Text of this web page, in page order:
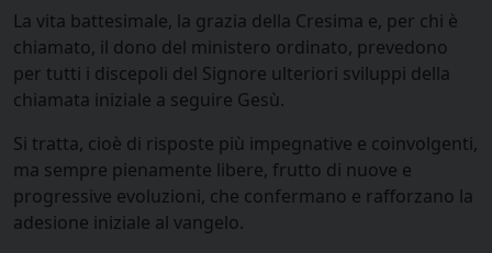
La vita battesimale, la grazia della Cresima e, per chi è
chiamato, il dono del ministero ordinato, prevedono
per tutti i discepoli del Signore ulteriori sviluppi della
chiamata iniziale a seguire Gesù.
Si tratta, cioè di risposte più impegnative e coinvolgenti,
ma sempre pienamente libere, frutto di nuove e
progressive evoluzioni, che confermano e rafforzano la
adesione iniziale al vangelo.